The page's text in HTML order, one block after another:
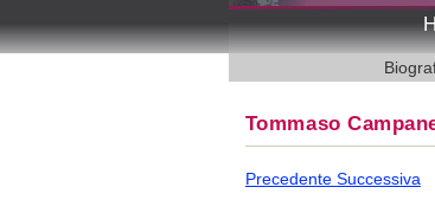
Tommaso
Precedente Successiva